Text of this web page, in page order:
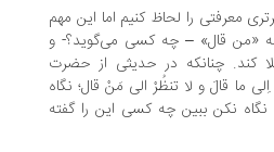
را لحاظ کنیم اما این مهم
قال» – چه کسی می‌گوید؟- و
چنانکه در حدیثی از حضرت
و لا تنظُرْ الی مَنْ قال؛ نگاه
ببین چه کسی این را گفته